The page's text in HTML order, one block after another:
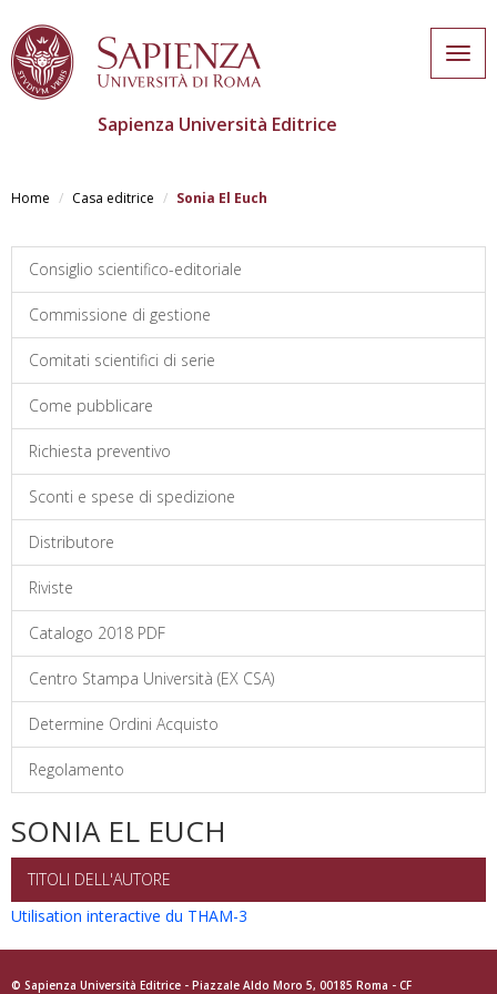
main
Sapienza Università Editrice
Home Casa editrice Sonia El Euch
Consiglio scientifico-editoriale
Commissione di gestione
Comitati scientifici di serie
Come pubblicare
Richiesta preventivo
Sconti e spese di spedizione
Distributore
Riviste
Catalogo 2018 PDF
Centro Stampa Università (EX CSA)
Determine Ordini Acquisto
Regolamento
SONIA EL EUCH
TITOLI DELL'AUTORE
Utilisation interactive du THAM-3
© Sapienza Università Editrice - Piazzale Aldo Moro 5, 00185 Roma - CF